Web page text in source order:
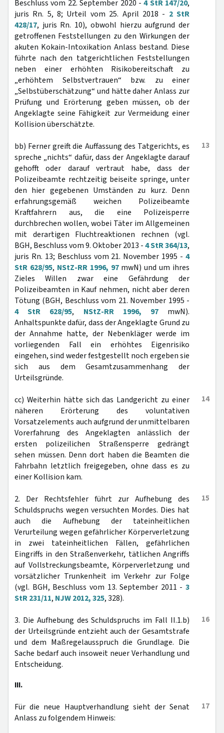
Beschluss vom 22. September 2020 -4 StR 147/20,
juris Rn. 5, 8; Urteil vom 25. April 2018 - 2 StR
428/17, juris Rn. 10), obwohl hierzu aufgrund der
getroffenen Feststellungen zu den Wirkungen der
akuten Kokain-Intoxikation Anlass bestand. Diese
führte nach den tatgerichtlichen Feststellungen
neben einer erhöhten Risikobereitschaft zu
„erhöhtem Selbstvertrauen“ bzw. zu einer
„Selbstüberschätzung“ und hätte daher Anlass zur
Prüfung und Erörterung geben müssen, ob der
Angeklagte seine Fähigkeit zur Vermeidung einer
Kollision überschätzte.
13
bb) Ferner greift die Auffassung des Tatgerichts, es
spreche „nichts“ dafür, dass der Angeklagte darauf
gehofft oder darauf vertraut habe, dass der
Polizeibeamte rechtzeitig beiseite springe, unter
den hier gegebenen Umständen zu kurz. Denn
erfahrungsgemäß weichen Polizeibeamte
Kraftfahrern aus, die eine Polizeisperre
durchbrechen wollen, wobei Täter im Allgemeinen
mit derartigen Fluchtreaktionen rechnen (vgl.
BGH, Beschluss vom 9. Oktober 2013 -4 StR 364/13,
juris Rn. 13; Beschluss vom 21. November 1995 - 4
StR 628/95, NStZ-RR 1996, 97mwN) und um ihres
Zieles Willen zwar eine Gefährdung der
Polizeibeamten in Kauf nehmen, nicht aber deren
Tötung (BGH, Beschluss vom 21. November 1995 -
4 StR 628/95, NStZ-RR 1996, 97mwN).
Anhaltspunkte dafür, dass der Angeklagte Grund zu
der Annahme hatte, der Nebenkläger werde im
vorliegenden Fall ein erhöhtes Eigenrisiko
eingehen, sind weder festgestellt noch ergeben sie
sich aus dem Gesamtzusammenhang der
Urteilsgründe.
14
cc) Weiterhin hätte sich das Landgericht zu einer
näheren Erörterung des voluntativen
Vorsatzelements auch aufgrund der unmittelbaren
Vorerfahrung des Angeklagten anlässlich der
ersten polizeilichen Straßensperre gedrängt
sehen müssen. Denn dort haben die Beamten die
Fahrbahn letztlich freigegeben, ohne dass es zu
einer Kollision kam.
15
2. Der Rechtsfehler führt zur Aufhebung des
Schuldspruchs wegen versuchten Mordes. Dies hat
auch die Aufhebung der tateinheitlichen
Verurteilung wegen gefährlicher Körperverletzung
in zwei tateinheitlichen Fällen, gefährlichen
Eingriffs in den Straßenverkehr, tätlichen Angriffs
auf Vollstreckungsbeamte, Körperverletzung und
vorsätzlicher Trunkenheit im Verkehr zur Folge
(vgl. BGH, Beschluss vom 13. September 2011 - 3
StR 231/11, NJW 2012, 325, 328).
16
3. Die Aufhebung des Schuldspruchs im Fall II.1.b)
der Urteilsgründe entzieht auch der Gesamtstrafe
und dem Maßregelausspruch die Grundlage. Die
Sache bedarf auch insoweit neuer Verhandlung und
Entscheidung.
III.
17
Für die neue Hauptverhandlung sieht der Senat
Anlass zu folgendem Hinweis: